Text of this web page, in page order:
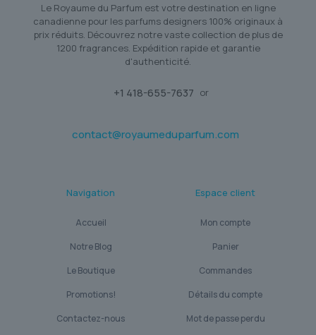
Le Royaume du Parfum est votre destination en ligne
canadienne pour les parfums designers 100% originaux à
prix réduits. Découvrez notre vaste collection de plus de
1200 fragrances. Expédition rapide et garantie
d'authenticité.
+1 418-655-7637 or
contact@royaumeduparfum.com
Navigation
Accueil
Notre Blog
Le Boutique
Promotions!
Contactez-nous
Espace client
Mon compte
Panier
Commandes
Détails du compte
Mot de passe perdu